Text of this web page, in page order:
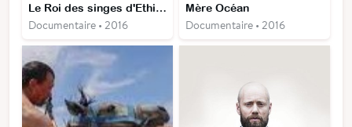
Le Roi des singes d'Ethiopie
Documentaire • 2016
Mère Océan
Documentaire • 2016